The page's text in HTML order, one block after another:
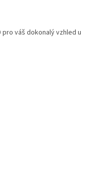
pro váš dokonalý vzhled u